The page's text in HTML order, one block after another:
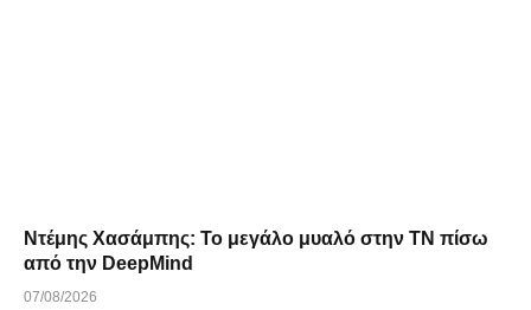
Ντέμης Χασάμπης: Το μεγάλο μυαλό στην ΤΝ πίσω
από την DeepMind
07/08/2026